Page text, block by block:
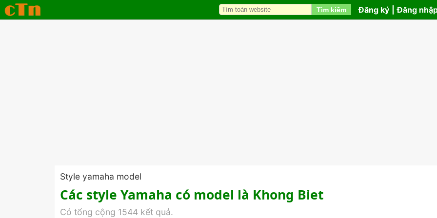
Tìm kiếm Đăng ký Đăng
Style yamaha model
Các style Yamaha có model là Khong Biet
Có tổng cộng 1544 kết quả.